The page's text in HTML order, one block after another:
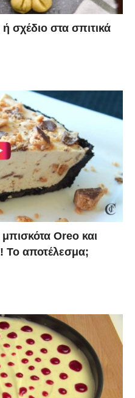
ή σχέδιο στα σπιτικά
Oreo και
Το αποτέλεσμα;